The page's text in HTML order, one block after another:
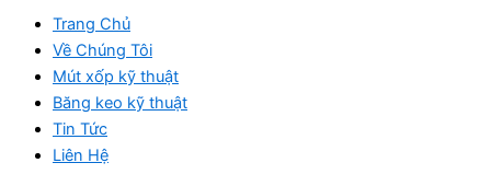
Trang Chủ
Về Chúng Tôi
Mút xốp kỹ thuật
Băng keo kỹ thuật
Tin Tức
Liên Hệ